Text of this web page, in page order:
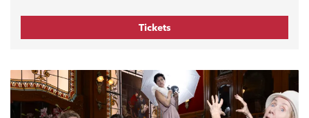
Tickets